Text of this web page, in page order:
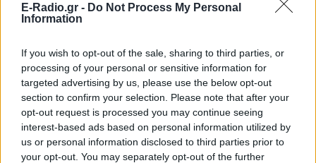
E-Radio.gr - Do Not Process My Personal
Information
If you wish to opt-out of the sale, sharing to third parties, or
processing of your personal or sensitive information for
targeted advertising by us, please use the below opt-out
section to confirm your selection. Please note that after your
opt-out request is processed you may continue seeing
interest-based ads based on personal information utilized by
us or personal information disclosed to third parties prior to
your opt-out. You may separately opt-out of the further